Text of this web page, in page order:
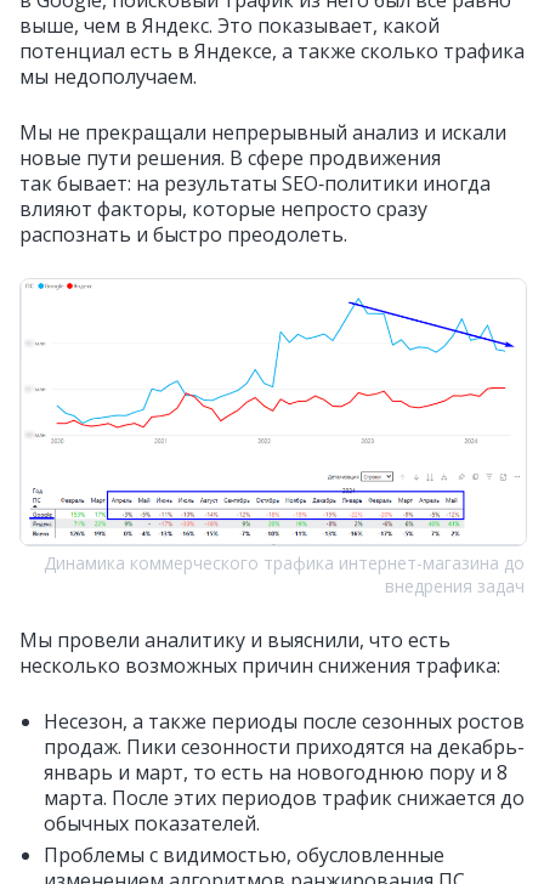
выше, чем в Яндекс. Это показывает, какой
потенциал есть в Яндексе, а также сколько трафика
мы недополучаем.
Мы не прекращали непрерывный анализ и искали
новые пути решения. В сфере продвижения
так бывает: на результаты SEO‑политики иногда
влияют факторы, которые непросто сразу
распознать и быстро преодолеть.
Динамика коммерческого трафика интернет-магазина до
внедрения задач
Мы провели аналитику и выяснили, что есть
несколько возможных причин снижения трафика:
Несезон, а также периоды после сезонных ростов
продаж. Пики сезонности приходятся на декабрь-
январь и март, то есть на новогоднюю пору и 8
марта. После этих периодов трафик снижается до
обычных показателей.
Проблемы с видимостью, обусловленные